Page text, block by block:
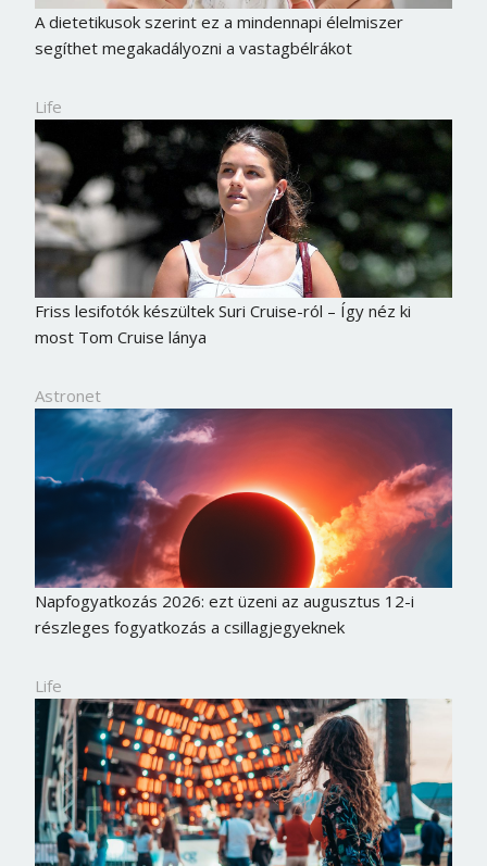
A dietetikusok szerint ez a mindennapi élelmiszer
segíthet megakadályozni a vastagbélrákot
Life
Friss lesifotók készültek Suri Cruise-ról – Így néz ki
most Tom Cruise lánya
Astronet
Napfogyatkozás 2026: ezt üzeni az augusztus 12-i
részleges fogyatkozás a csillagjegyeknek
Life